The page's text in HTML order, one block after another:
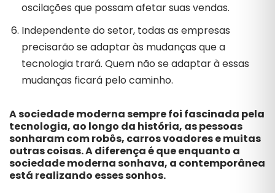
oscilações que possam afetar suas vendas.
Independente do setor, todas as empresas
precisarão se adaptar às mudanças que a
tecnologia trará. Quem não se adaptar à essas
mudanças ficará pelo caminho.
A sociedade moderna sempre foi fascinada pela
tecnologia, ao longo da história, as pessoas
sonharam com robôs, carros voadores e muitas
outras coisas. A diferença é que enquanto a
sociedade moderna sonhava, a contemporânea
está realizando esses sonhos.